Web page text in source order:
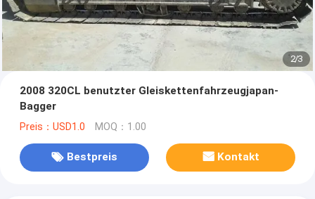
2/3
2008 320CL benutzter Gleiskettenfahrzeugjapan-
Bagger
Preis：USD1.0 MOQ：1.00
Bestpreis Kontakt